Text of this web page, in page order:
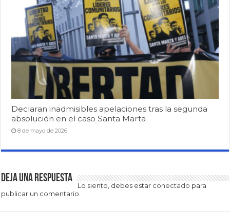
Declaran inadmisibles apelaciones tras la segunda
absolución en el caso Santa Marta
8 de mayo de 2026
Deja una respuesta
Lo siento, debes estar conectado para
publicar un comentario.